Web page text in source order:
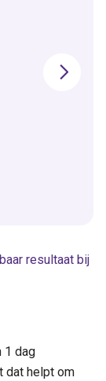
resultaat bij
1 dag
dat helpt om